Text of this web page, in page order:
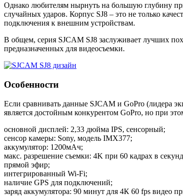
Однако любителям нырнуть на большую глубину
случайных ударов. Корпус SJ8 – это не только
подключения к внешним устройствам.
В общем, серия SJCAM SJ8 заслуживает лучших
предназначенных для видеосъемки.
Особенности
Если сравнивать данные SJCAM и GoPro (лидера
является достойным конкурентом GoPro, но при
основной дисплей: 2,33 дюйма IPS, сенсорный;
сенсор камеры: Sony, модель IMX377;
аккумулятор: 1200мАч;
макс. разрешение съемки: 4K при 60 кадрах в
прямой эфир;
интегрированный Wi-Fi;
наличие GPS для подключений;
заряд аккумулятора: 90 минут для 4К 60 fps видео